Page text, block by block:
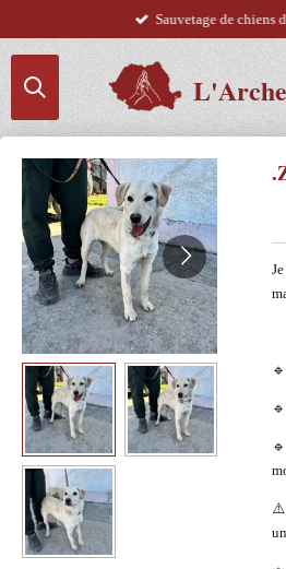
principal
Sauvetage de chiens
⚠️